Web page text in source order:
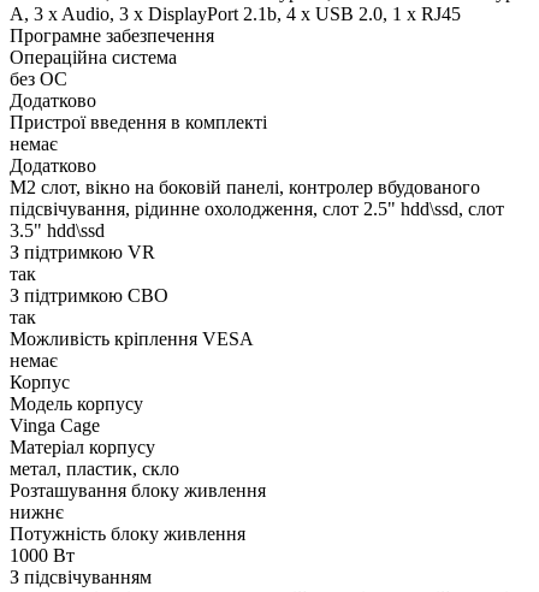
A, 3 x Audio, 3 x DisplayPort 2.1b, 4 x USB 2.0, 1 x RJ45
Програмне забезпечення
Операційна система
без ОС
Додатково
Пристрої введення в комплекті
немає
Додатково
M2 слот, вікно на боковій панелі, контролер вбудованого
підсвічування, рідинне охолодження, слот 2.5" hdd\ssd, слот
3.5" hdd\ssd
З підтримкою VR
так
З підтримкою СВО
так
Можливість кріплення VESA
немає
Корпус
Модель корпусу
Vinga Cage
Матеріал корпусу
метал, пластик, скло
Розташування блоку живлення
нижнє
Потужність блоку живлення
1000 Вт
З підсвічуванням